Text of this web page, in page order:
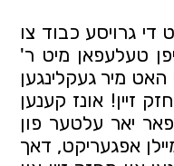
גרויסע כבוד צו
טעלעפאן מיט ר'
מיר געקלינגען
זיין! אונז קענען
יאר עלטער פון
אפגעריקט, דאך